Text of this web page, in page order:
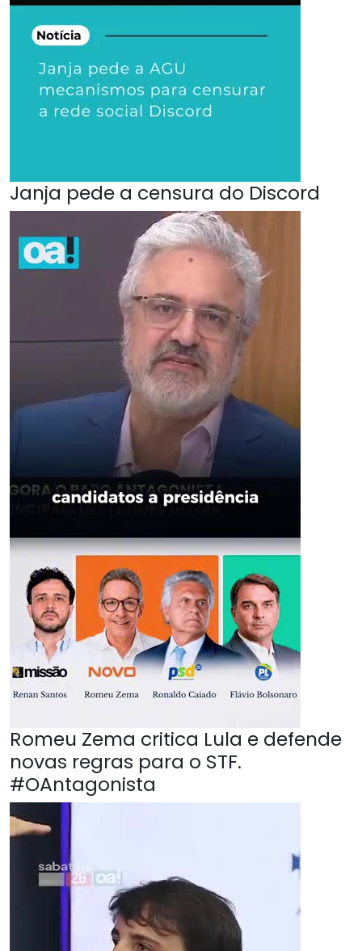
Janja pede a censura do Discord
Romeu Zema critica Lula e defende
novas regras para o STF.
#OAntagonista